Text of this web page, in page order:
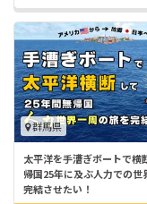
群馬県
太平洋を手漕ぎボートで横
帰国25年に及ぶ人力での世
完結させたい！